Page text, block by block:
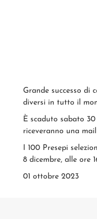
Grande successo di
diversi in tutto il
È scaduto sabato
riceveranno una
I 100 Presepi
8 dicembre, alle ore
01 ottobre 2023